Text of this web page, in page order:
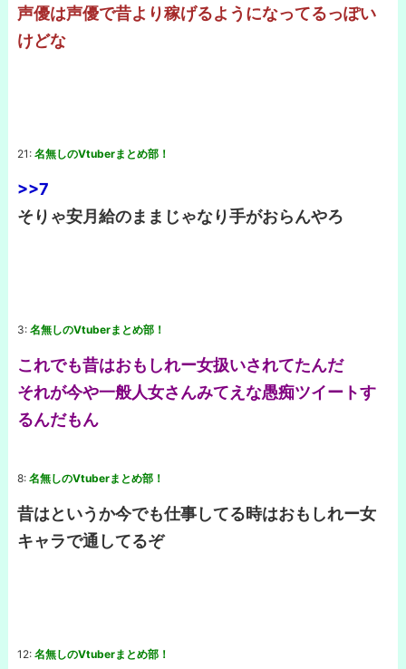
声優は声優で昔より稼げるようになってるっぽい
けどな
21: 名無しのVtuberまとめ部！
>>7
そりゃ安月給のままじゃなり手がおらんやろ
3: 名無しのVtuberまとめ部！
これでも昔はおもしれー女扱いされてたんだ
それが今や一般人女さんみてえな愚痴ツイートす
るんだもん
8: 名無しのVtuberまとめ部！
昔はというか今でも仕事してる時はおもしれー女
キャラで通してるぞ
12: 名無しのVtuberまとめ部！